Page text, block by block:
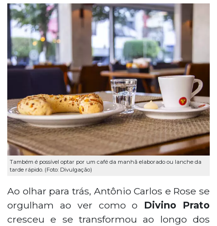
Também é possível optar por um café da manhã elaborado ou lanche da
tarde rápido. (Foto: Divulgação)
Ao olhar para trás, Antônio Carlos e Rose se
orgulham ao ver como o Divino Prato
cresceu e se transformou ao longo dos